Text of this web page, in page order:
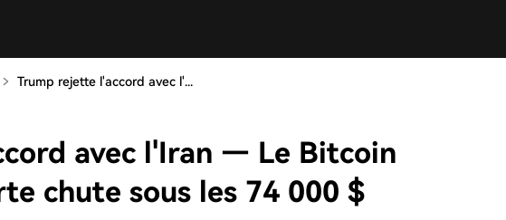
Trump rejette l'accord avec l'...
avec l'Iran — Le Bitcoin
chute sous les 74 000 $